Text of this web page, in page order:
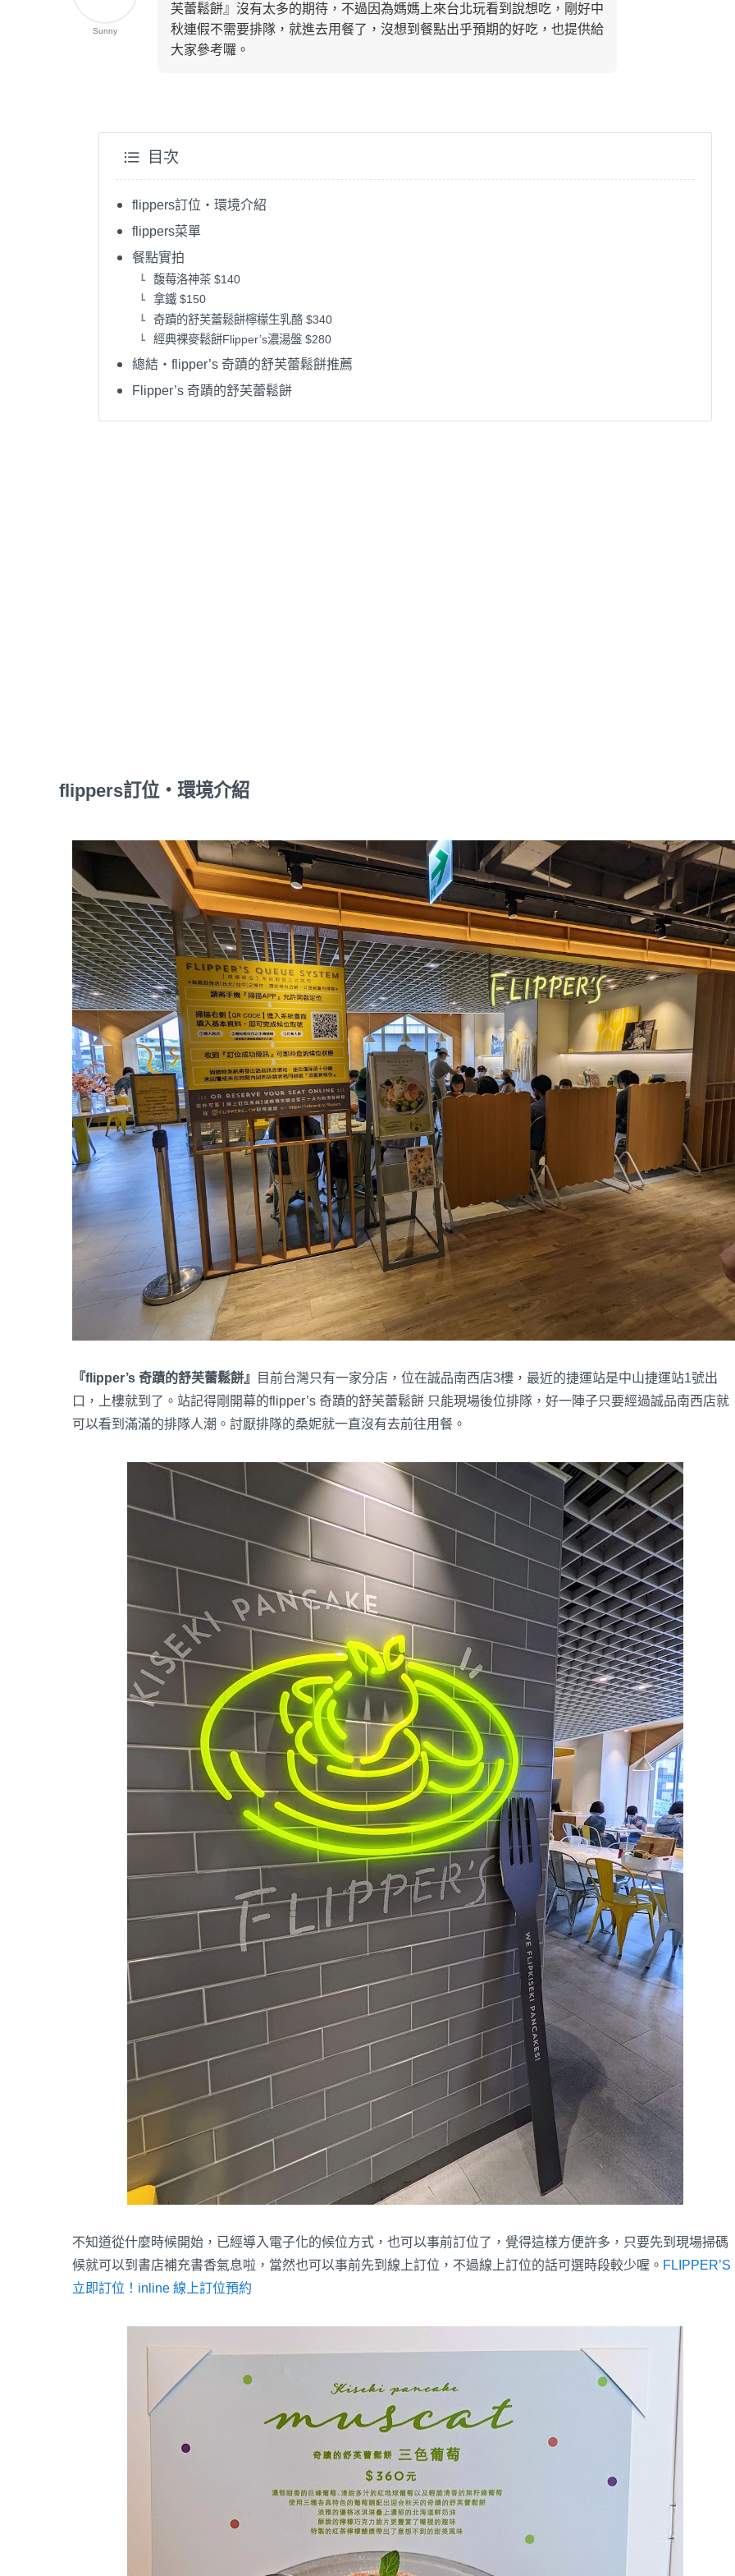
Sunny
芙蕾鬆餅』沒有太多的期待，不過因為媽媽上來台北玩看到說想吃，剛好中
秋連假不需要排隊，就進去用餐了，沒想到餐點出乎預期的好吃，也提供給
大家參考囉。
目次
flippers訂位・環境介紹
flippers菜單
餐點實拍
馥莓洛神茶 $140
拿鐵 $150
奇蹟的舒芙蕾鬆餅檸檬生乳酪 $340
經典裸麥鬆餅Flipper’s濃湯盤 $280
總結・flipper’s 奇蹟的舒芙蕾鬆餅推薦
Flipper’s 奇蹟的舒芙蕾鬆餅
flippers訂位・環境介紹
『flipper’s 奇蹟的舒芙蕾鬆餅』
目前台灣只有一家分店，位在誠品南西店3樓，最近的捷運站是中山捷運站1號出
口，上樓就到了。站記得剛開幕的flipper’s 奇蹟的舒芙蕾鬆餅 只能現場後位排隊，好一陣子只要經過誠品南西店就
可以看到滿滿的排隊人潮。討厭排隊的桑妮就一直沒有去前往用餐。
不知道從什麼時候開始，已經導入電子化的候位方式，也可以事前訂位了，覺得這樣方便許多，只要先到現場掃碼
候就可以到書店補充書香氣息啦，當然也可以事前先到線上訂位，不過線上訂位的話可選時段較少喔。 FLIPPER’S |
立即訂位！inline 線上訂位預約